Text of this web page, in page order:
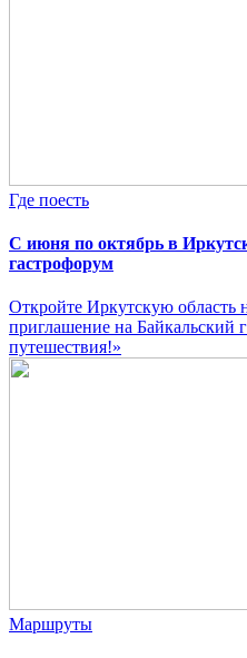
Где поесть
С июня по октябрь в
гастрофорум
Откройте Иркутскую область
приглашение на Байкальский
путешествия!»
Маршруты